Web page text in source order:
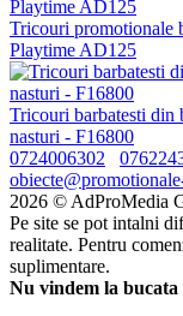
Tricouri promotionale
Playtime AD125
Tricouri barbatesti din
nasturi - F16800
0724006302
2026 © AdProMedia
Pe site se pot intalni
realitate. Pentru
suplimentare.
Nu vindem la bucata